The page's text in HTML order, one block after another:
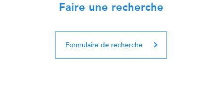
Faire une recherche
Formulaire de recherche